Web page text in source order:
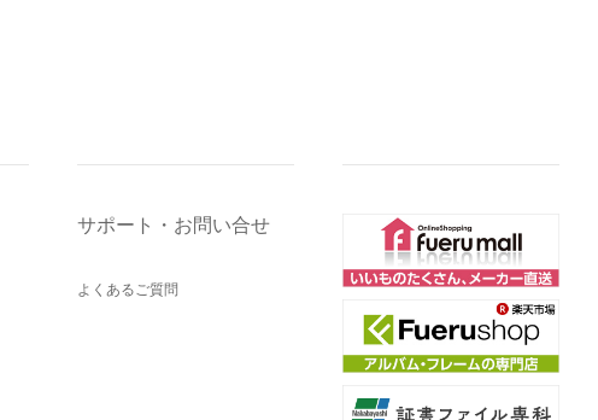
サポート・お問い合せ
よくあるご質問